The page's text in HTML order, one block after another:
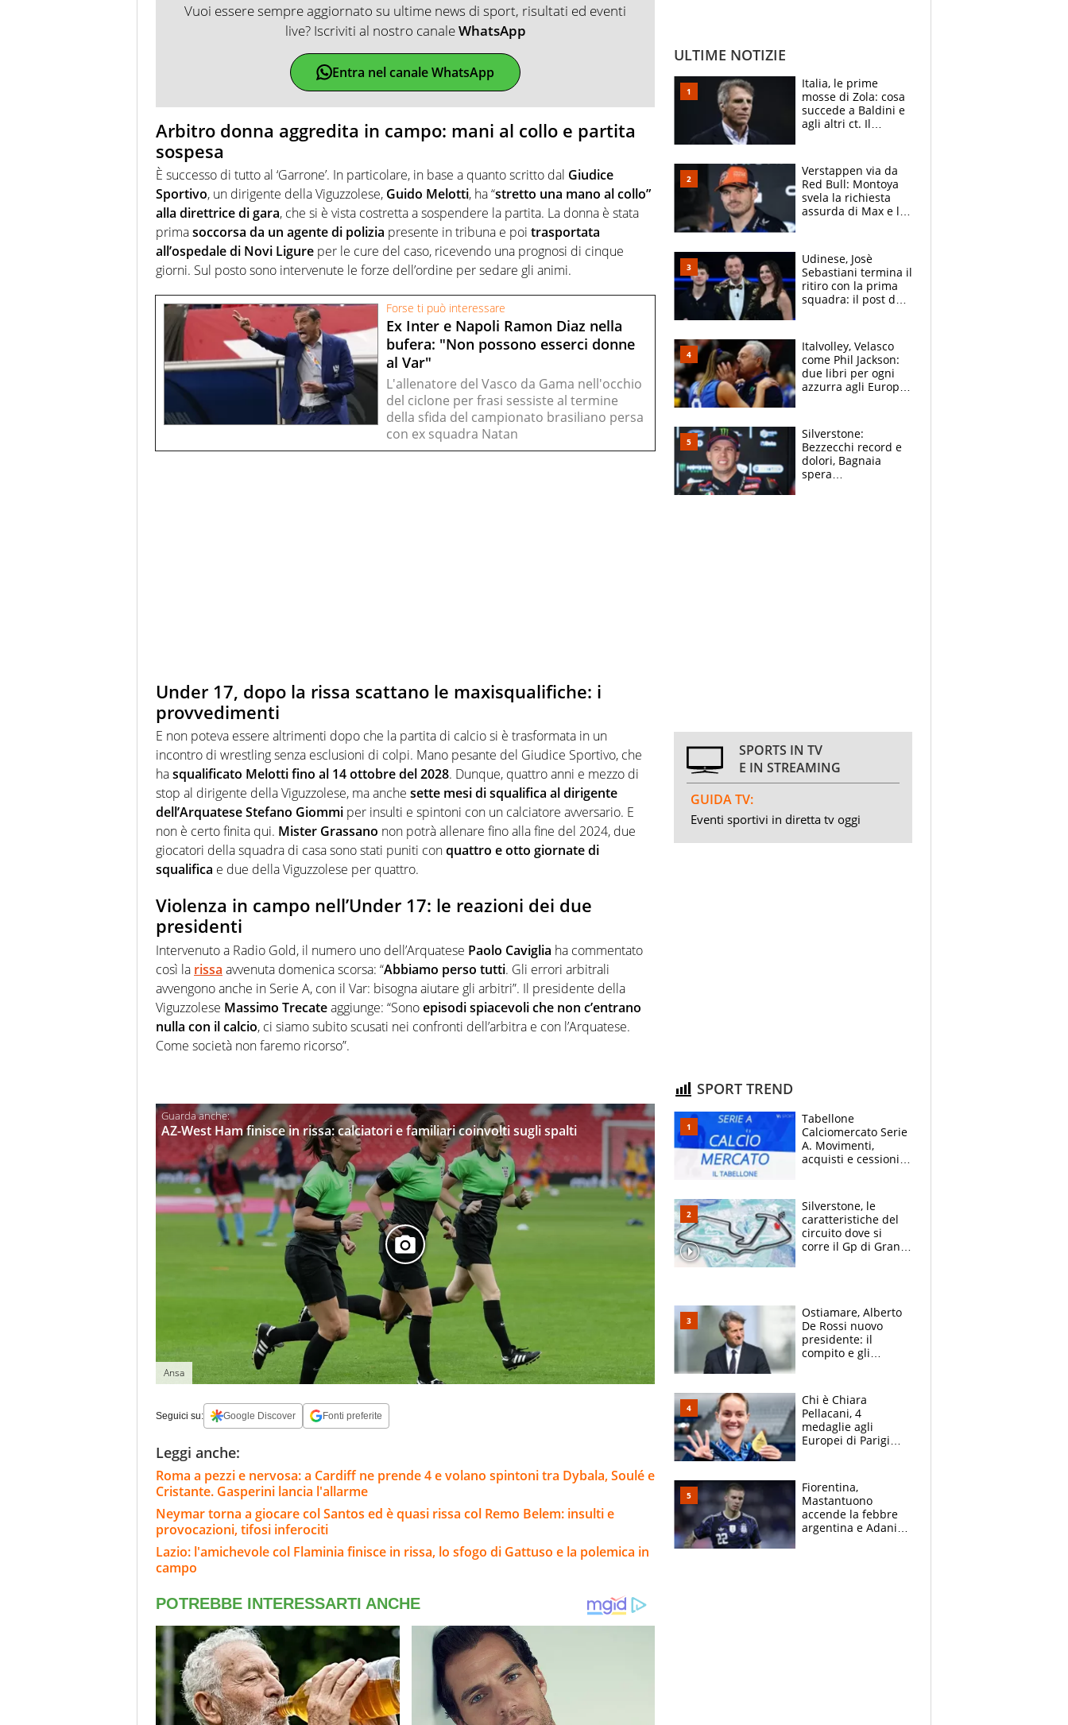
Vuoi essere sempre aggiornato su ultime news di sport, risultati ed eventi
live? Iscriviti al nostro canaleWhatsApp
Entra nel canale WhatsApp
Arbitro donna aggredita in campo: mani al collo e partita
sospesa
È successo di tutto al ‘Garrone’. In particolare, in base a quanto scritto dal Giudice
Sportivo, un dirigente della Viguzzolese, Guido Melotti, ha “stretto una mano al collo”
alla direttrice di gara, che si è vista costretta a sospendere la partita. La donna è stata
primasoccorsa da un agente di polizia presente in tribuna e poi trasportata
all’ospedale di Novi Ligure per le cure del caso, ricevendo una prognosi di cinque
giorni. Sul posto sono intervenute le forze dell’ordine per sedare gli animi.
Forse ti può interessare
Ex Inter e Napoli Ramon Diaz nella
bufera: "Non possono esserci donne
al Var"
L'allenatore del Vasco da Gama nell'occhio
del ciclone per frasi sessiste al termine
della sfida del campionato brasiliano persa
con ex squadra Natan
Under 17, dopo la rissa scattano le maxisqualifiche: i
provvedimenti
E non poteva essere altrimenti dopo che la partita di calcio si è trasformata in un
incontro di wrestling senza esclusioni di colpi. Mano pesante del Giudice Sportivo, che
hasqualificato Melotti fino al 14 ottobre del 2028. Dunque, quattro anni e mezzo di
stop al dirigente della Viguzzolese, ma anche sette mesi di squalifica al dirigente
dell’Arquatese Stefano Giommi per insulti e spintoni con un calciatore avversario. E
non è certo finita qui. Mister Grassano non potrà allenare fino alla fine del 2024, due
giocatori della squadra di casa sono stati puniti conquattro e otto giornate di
squalifica e due della Viguzzolese per quattro.
Violenza in campo nell’Under 17: le reazioni dei due
presidenti
Intervenuto a Radio Gold, il numero uno dell’Arquatese Paolo Caviglia ha commentato
così la rissa avvenuta domenica scorsa: “Abbiamo perso tutti. Gli errori arbitrali
avvengono anche in Serie A, con il Var: bisogna aiutare gli arbitri”. Il presidente della
Viguzzolese Massimo Trecateaggiunge: “Sonoepisodi spiacevoli che non c’entrano
nulla con il calcio, ci siamo subito scusati nei confronti dell’arbitra e con l’Arquatese.
Come società non faremo ricorso”.
AZ-West Ham finisce in rissa: calciatori e familiari coinvolti sugli spalti
Ansa
Seguici su: Google Discover Fonti preferite
Leggi anche:
Roma a pezzi e nervosa: a Cardiff ne prende 4 e volano spintoni tra Dybala, Soulé e
Cristante. Gasperini lancia l'allarme
Neymar torna a giocare col Santos ed è quasi rissa col Remo Belem: insulti e
provocazioni, tifosi inferociti
Lazio: l'amichevole col Flaminia finisce in rissa, lo sfogo di Gattuso e la polemica in
campo
ULTIME NOTIZIE
Italia, le prime
mosse di Zola: cosa
succede a Baldini e
agli altri ct. Il
azzurri
Verstappen via da
Red Bull: Montoya
svela la richiesta
assurda di Max e lo
McLaren siano
meglio?”
Udinese, Josè
Sebastiani termina il
ritiro con la prima
squadra: il post del
sfondo
Italvolley, Velasco
come Phil Jackson:
due libri per ogni
azzurra agli Europei.
Silverstone:
Bezzecchi record e
dolori, Bagnaia
spera
SPORTS IN TV
E IN STREAMING
GUIDA TV:
Eventi sportivi in diretta tv oggi
SPORT TREND
Tabellone
Calciomercato Serie
A. Movimenti,
acquisti e cessioni:
Silverstone, le
caratteristiche del
circuito dove si
corre il Gp di Gran
Ostiamare, Alberto
De Rossi nuovo
presidente: il
compito e gli
Chi è Chiara
Pellacani, 4
medaglie agli
Europei di Parigi
giornalista, mamma
insegnante e il
fratello calciatore
Fiorentina,
Mastantuono
accende la febbre
argentina e Adani